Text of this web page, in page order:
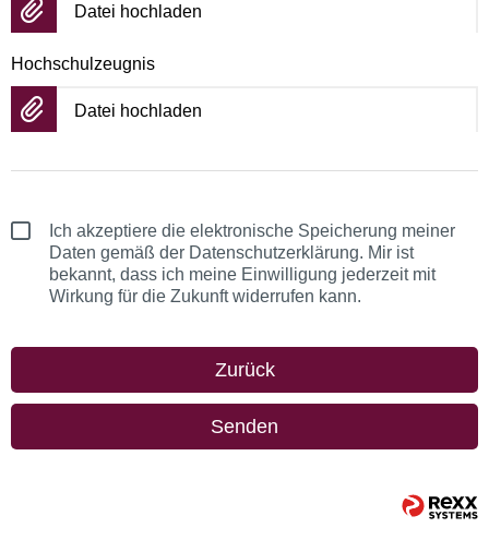
Datei hochladen
Hochschulzeugnis
Datei hochladen
Ich akzeptiere die elektronische Speicherung meiner
Daten gemäß der Datenschutzerklärung. Mir ist
bekannt, dass ich meine Einwilligung jederzeit mit
Wirkung für die Zukunft widerrufen kann.
Zurück
Senden